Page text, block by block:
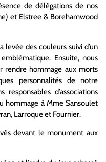
de délégations de nos
et Elstree & Borehamwood
des couleurs suivi d’un
Ensuite, nous
rendre hommage aux morts
personnalités de notre
d’associations
hommage à Mme Sansoulet
Larroque et Fournier.
devant le monument aux